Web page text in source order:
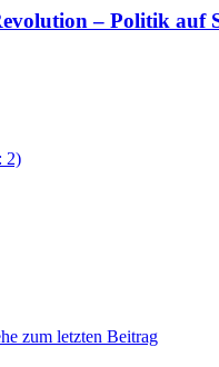
– Politik auf